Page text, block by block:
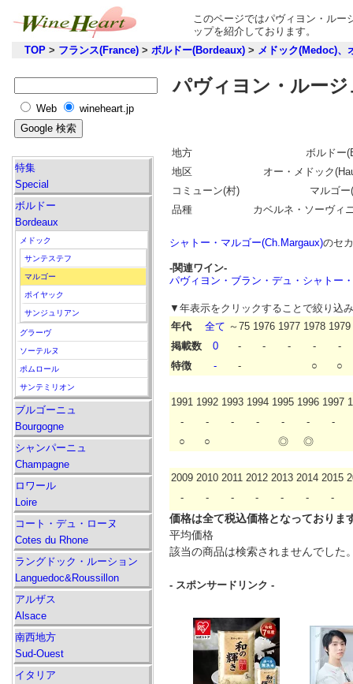
このページではパヴィヨン・ルー
ップを紹介しております。
TOP > フランス(France) > ボルドー(Bordeaux) > メドック(Medoc)、
パヴィヨン・ルー
地方
ボルドー
地区
オー・メドック
コミューン(村)
マルゴ
品種
カベルネ・ソーヴィ
シャトー・マルゴー(Ch.Margaux)のセ
-関連ワイン-
パヴィヨン・ブラン・デュ・シャトー
▼年表示をクリックすることで絞り込
年代
全て ～75 1976 1977 1978 1979
掲載数
0 - - - -
-
特徴
- - ○ ○
1991 1992 1993 1994 1995 1996 1997
-
- - - - -
-
○
○ ◎ ◎
2009 2010 2011 2012 2013 2014 2015
-
- - - - - -
価格は全て税込価格となっておりま
平均価格
該当の商品は検索されませんでした
- スポンサードリンク -
Web wineheart.jp
特集
Special
ボルドー
Bordeaux
メドック
サンテステフ
マルゴー
ポイヤック
サンジュリアン
グラーヴ
ソーテルヌ
ポムロール
サンテミリオン
ブルゴーニュ
Bourgogne
シャンパーニュ
Champagne
ロワール
Loire
コート・デュ・ローヌ
Cotes du Rhone
ラングドック・ルーション
Languedoc&Roussillon
アルザス
Alsace
南西地方
Sud-Ouest
イタリア